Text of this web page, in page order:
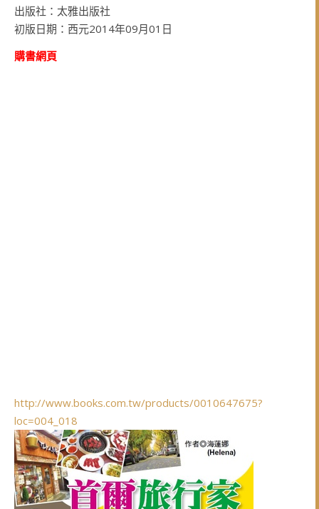
出版社：太雅出版社
初版日期：西元2014年09月01日
購書網頁
http://www.books.com.tw/products/0010647675?
loc=004_018